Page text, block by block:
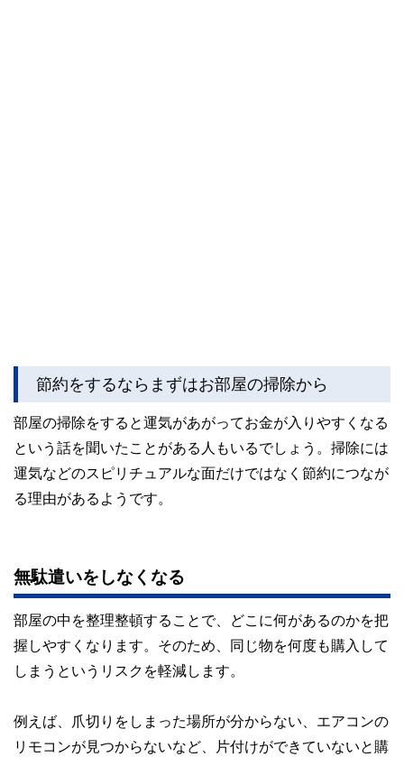
節約をするならまずはお部屋の掃除から
部屋の掃除をすると運気があがってお金が入りやすくなる
という話を聞いたことがある人もいるでしょう。掃除には
運気などのスピリチュアルな面だけではなく節約につなが
る理由があるようです。
無駄遣いをしなくなる
部屋の中を整理整頓することで、どこに何があるのかを把
握しやすくなります。そのため、同じ物を何度も購入して
しまうというリスクを軽減します。
例えば、爪切りをしまった場所が分からない、エアコンの
リモコンが見つからないなど、片付けができていないと購